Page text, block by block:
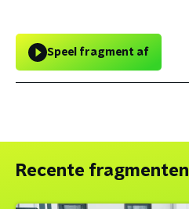
Speel fragment af
Recente fragmenten